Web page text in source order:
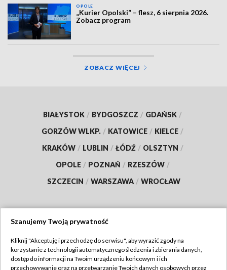
OPOLE
„Kurier Opolski” – flesz, 6 sierpnia 2026.
Zobacz program
ZOBACZ WIĘCEJ
BIAŁYSTOK / BYDGOSZCZ / GDAŃSK /
GORZÓW WLKP. / KATOWICE / KIELCE /
KRAKÓW / LUBLIN / ŁÓDŹ / OLSZTYN /
OPOLE / POZNAŃ / RZESZÓW /
SZCZECIN / WARSZAWA / WROCŁAW
TVP
Szanujemy Twoją prywatność
Kliknij "Akceptuję i przechodzę do serwisu", aby wyrazić zgody na
korzystanie z technologii automatycznego śledzenia i zbierania danych,
dostęp do informacji na Twoim urządzeniu końcowym i ich
przechowywanie oraz na przetwarzanie Twoich danych osobowych przez